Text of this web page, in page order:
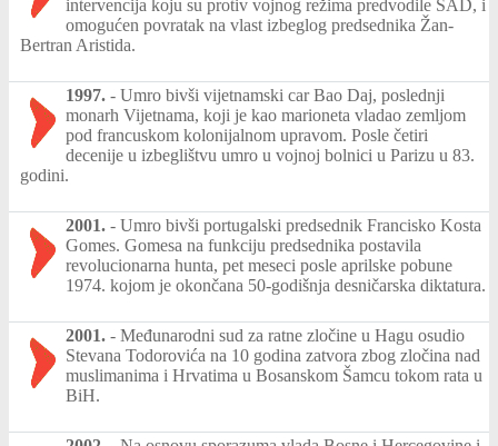
intervencija koju su protiv vojnog režima predvodile SAD, i
omogućen povratak na vlast izbeglog predsednika Žan-
Bertran Aristida.
1997. - Umro bivši vijetnamski car Bao Daj, poslednji
monarh Vijetnama, koji je kao marioneta vladao zemljom
pod francuskom kolonijalnom upravom. Posle četiri
decenije u izbeglištvu umro u vojnoj bolnici u Parizu u 83.
godini.
2001. - Umro bivši portugalski predsednik Francisko Kosta
Gomes. Gomesa na funkciju predsednika postavila
revolucionarna hunta, pet meseci posle aprilske pobune
1974. kojom je okončana 50-godišnja desničarska diktatura.
2001. - Međunarodni sud za ratne zločine u Hagu osudio
Stevana Todorovića na 10 godina zatvora zbog zločina nad
muslimanima i Hrvatima u Bosanskom Šamcu tokom rata u
BiH.